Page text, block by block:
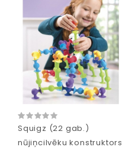
Squigz (22 gab.)
nūjiņcilvēku konstruktors